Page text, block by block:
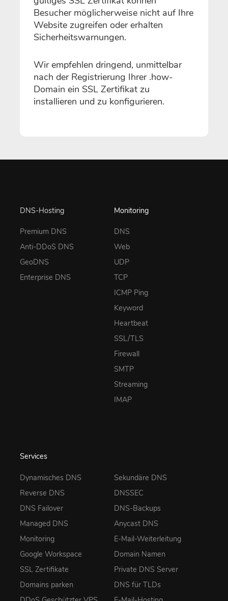
Besucher möglicherweise nicht auf Ihre
Website zugreifen oder erhalten
Sicherheitswarnungen.
Wir empfehlen dringend, unmittelbar
nach der Registrierung Ihrer .how-
Domain ein SSL Zertifikat zu
installieren und zu konfigurieren.
DNS-Hosting
Premium DNS
Anti-DDoS DNS
GeoDNS
Enterprise DNS
Monitoring
DNS
Web
UDP
TCP
ICMP Ping
Keyword
Heartbeat
SSL/TLS
Firewall
SMTP
Streaming
IMAP
Services
Dynamisches DNS
Reverse DNS
DNS Failover
Managed DNS
Monitoring
Google Workspace
SSL Zertifikate
Domains parken
Sekundäre DNS
DNSSEC
DNS-Backups
Anycast DNS
E-Mail-Weiterleitung
Domain Namen
Private DNS Server
DNS für TLDs